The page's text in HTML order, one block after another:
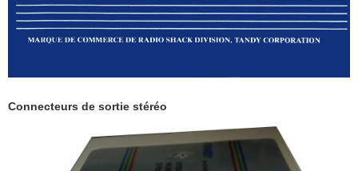
Connecteurs de sortie stéréo